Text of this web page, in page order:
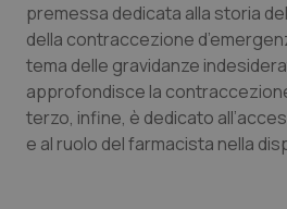
Oncologia & Nutrizione
Psoriasi & pelle
Quotidiano Cardiologia
premessa dedicata alla storia
della contraccezione
tema delle gravidanze
approfondisce la
terzo, infine, è dedicato
e al ruolo del farmacista nella